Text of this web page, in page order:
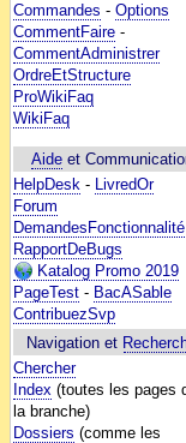
Commandes - Options
CommentFaire -
CommentAdministrer
OrdreEtStructure
ProWikiFaq
WikiFaq
Aide et
HelpDesk - LivredOr
Forum
DemandesFonctionnalité
RapportDeBugs
Katalog Promo 2019
PageTest - BacASable
ContribuezSvp
Navigation et
Chercher
Index (toutes les pages
la branche)
Dossiers (comme les